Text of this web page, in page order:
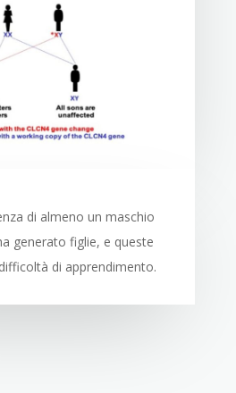
di almeno un maschio
generato figlie, e queste
di apprendimento.